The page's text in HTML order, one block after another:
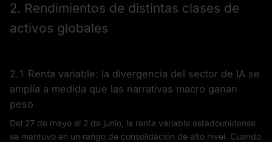
2. Rendimientos de distintas clases de
activos globales
2.1 Renta variable: la divergencia del sector de IA se
amplía a medida que las narrativas macro ganan
peso
Del 27 de mayo al 2 de junio, la renta variable estadounidense
se mantuvo en un rango de consolidación de alto nivel. Cuando